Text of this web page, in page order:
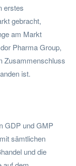
erstes
gebracht,
am Markt
Pharma Group,
Zusammenschluss
ist.
GDP und GMP
sämtlichen
und die